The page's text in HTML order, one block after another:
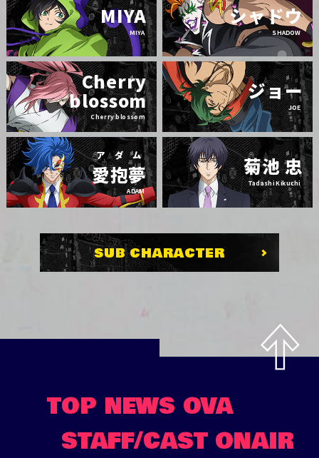
MIYA
MIYA
シャドウ
SHADOW
Cherry
blossom
Cherry blossom
ジョー
JOE
愛抱夢
アダム
ADAM
菊池 忠
Tadashi Kikuchi
SUB CHARACTER
TOP NEWS OVA
STAFF/CAST ONAIR